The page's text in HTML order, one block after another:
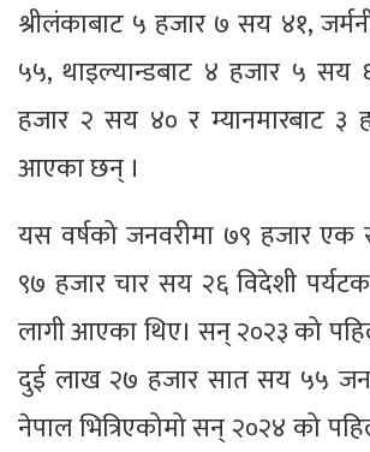
श्रीलंकाबाट ५ हजार ७ सय ४१,
५५, थाइल्यान्डबाट ४ हजार ५ सय
हजार २ सय ४० र म्यानमारबाट ३
आएका छन् ।
यस वर्षको जनवरीमा ७९ हजार एक
९७ हजार चार सय २६ विदेशी
लागी आएका थिए। सन् २०२३ को
दुई लाख २७ हजार सात सय ५५
नेपाल भित्रिएकोमो सन् २०२४ को